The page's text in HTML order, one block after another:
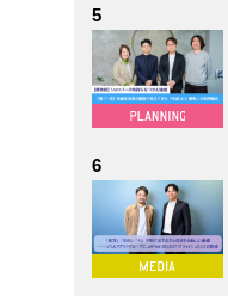
5
6